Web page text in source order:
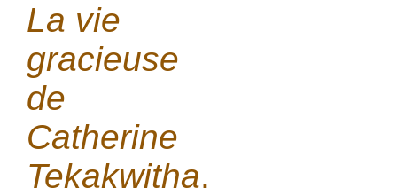
La vie
gracieuse
de
Catherine
Tekakwitha.